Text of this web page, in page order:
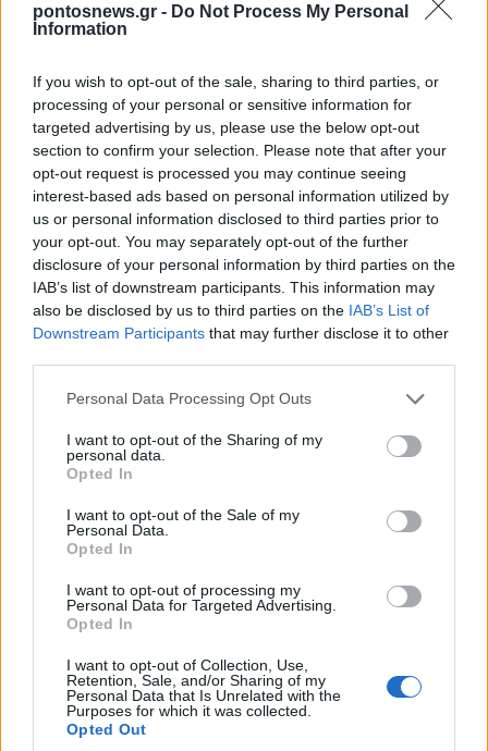
pontosnews.gr - Do Not Process My Personal
Information
If you wish to opt-out of the sale, sharing to third parties, or
processing of your personal or sensitive information for
targeted advertising by us, please use the below opt-out
section to confirm your selection. Please note that after your
opt-out request is processed you may continue seeing
interest-based ads based on personal information utilized by
us or personal information disclosed to third parties prior to
your opt-out. You may separately opt-out of the further
disclosure of your personal information by third parties on the
IAB’s list of downstream participants. This information may
also be disclosed by us to third parties on the IAB’s List of
Downstream Participants that may further disclose it to other
Please note that this website/app uses one or more Google
not limited to your visit or usage behaviour. You may click to
grant or deny consent to Google and its third-party tags to
use your data for below specified purposes in below Google
consent section.
Personal Data Processing Opt Outs
I want to opt-out of the Sharing of my
personal data.
Opted In
I want to opt-out of the Sale of my
Personal Data.
Opted In
I want to opt-out of processing my
Personal Data for Targeted Advertising.
Opted In
I want to opt-out of Collection, Use,
Retention, Sale, and/or Sharing of my
Personal Data that Is Unrelated with the
Purposes for which it was collected.
Opted Out
Οι επιστολές της Λατιφέ (οι
του τουρκικού κράτους
παραμένουν απόρρητες)
σύμφωνα με τους ερευνητές
αφήνουν υπονοούμενα για τις
σεξουαλικές προτιμήσεις του
Κεμάλ, οι οποίες αποτέλεσαν
την κύρια αιτία του χωρισμού.
Δεν απέκτησε ποτέ δικά του παιδιά, αν και
υιοθέτησε εννέα. Ένα από αυτά, ηΣαμπιχά
Γκιοκτσέν, ήταν ορφανή Αρμένια, η οικογένεια
Νεότουρκους. Μάλιστα, έγινε η πρώτη γυναίκα
πιλότος στην Τουρκία.
Καταπονημένος τα δύο τελευταία χρόνια της
ζωής του από κίρρωση του ύπατος, που προήλθε
από αλκοολισμό, ο Μουσταφά Κεμάλ πέθανε
στην Κωνσταντινούπολη στις 10 Νοεμβρίου
1938. Είναι θαμμένος στην Άγκυρα, στο
μαυσωλείο Ανίτκαμπιρ, που κατασκευάστηκε
ειδικά για αυτόν.